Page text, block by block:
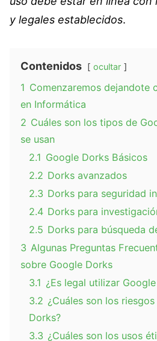
y legales establecidos.
Contenidos ocultar
1 Comenzaremos dejandote
en Informática
2 Cuáles son los tipos de
se usan
2.1 Google Dorks Básicos
2.2 Dorks avanzados
2.3 Dorks para seguridad
2.4 Dorks para
2.5 Dorks para búsqueda
3 Algunas Preguntas
sobre Google Dorks
3.1 ¿Es legal utilizar
3.2 ¿Cuáles son los
Dorks?
3.3 ¿Cuáles son los usos